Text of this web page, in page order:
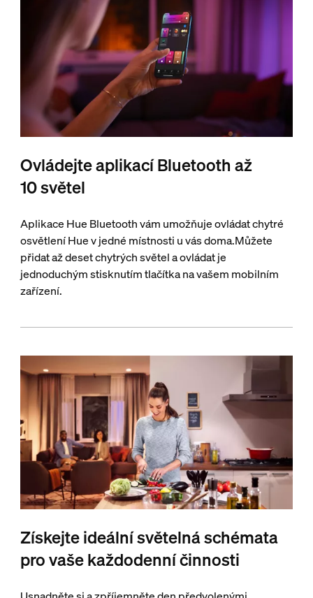
Ovládejte aplikací Bluetooth až
10 světel
Aplikace Hue Bluetooth vám umožňuje ovládat chytré
osvětlení Hue v jedné místnosti u vás doma.Můžete
přidat až deset chytrých světel a ovládat je
jednoduchým stisknutím tlačítka na vašem mobilním
zařízení.
Získejte ideální světelná schémata
pro vaše každodenní činnosti